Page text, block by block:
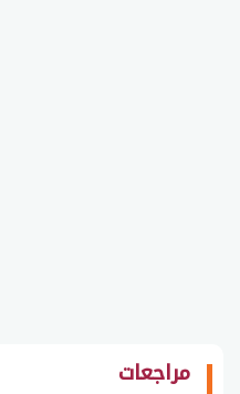
مراجعات